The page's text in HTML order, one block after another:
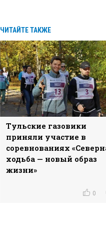
ЧИТАЙТЕ ТАКЖЕ
Тульские газовики
приняли участие в
соревнованиях
ходьба — новый образ
жизни»
0